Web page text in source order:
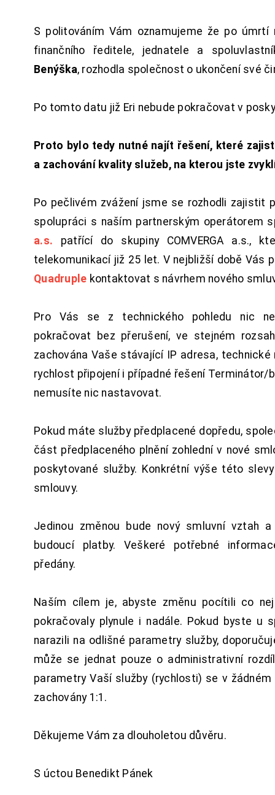
S politováním Vám oznamujeme že po úmrtí
finančního ředitele, jednatele a
Benýška, rozhodla společnost o ukončení své
Po tomto datu již Eri nebude pokračovat v
Proto bylo tedy nutné najít řešení, které
a zachování kvality služeb, na kterou jste
Po pečlivém zvážení jsme se rozhodli zajistit
spolupráci s naším partnerským operátorem
a.s. patřící do skupiny COMVERGA a.s.,
telekomunikací již 25 let. V nejbližší době Vás
Quadruple kontaktovat s návrhem nového
Pro Vás se z technického pohledu nic
pokračovat bez přerušení, ve stejném
zachována Vaše stávající IP adresa, technické
rychlost připojení i případné řešení Terminátor/
nemusíte nic nastavovat.
Pokud máte služby předplacené dopředu,
část předplaceného plnění zohlední v nové
poskytované služby. Konkrétní výše této
smlouvy.
Jedinou změnou bude nový smluvní vztah
budoucí platby. Veškeré potřebné
předány.
Naším cílem je, abyste změnu pocítili co
pokračovaly plynule i nadále. Pokud byste u
narazili na odlišné parametry služby,
může se jednat pouze o administrativní
parametry Vaší služby (rychlosti) se v
zachovány 1:1.
Děkujeme Vám za dlouholetou důvěru.
S úctou Benedikt Pánek